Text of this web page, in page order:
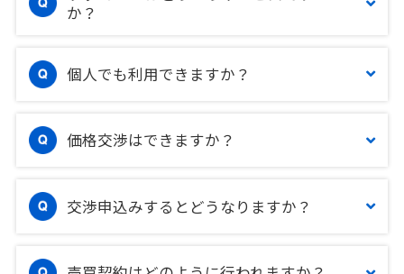
か？
個人でも利用できますか？
価格交渉はできますか？
交渉申込みするとどうなりますか？